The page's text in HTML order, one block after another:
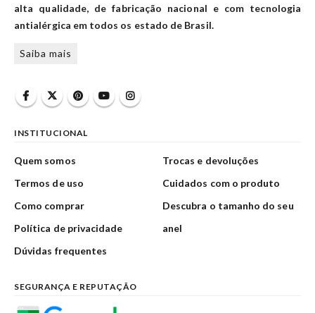
alta qualidade, de fabricação nacional e com tecnologia
antialérgica em todos os estado de Brasil.
Saiba mais
INSTITUCIONAL
Quem somos
Termos de uso
Como comprar
Política de privacidade
Dúvidas frequentes
Trocas e devoluções
Cuidados com o produto
Descubra o tamanho do seu
anel
SEGURANÇA E REPUTAÇÃO